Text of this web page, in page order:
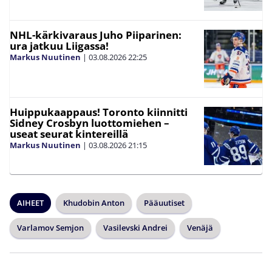
NHL-kärkivaraus Juho Piiparinen:
ura jatkuu Liigassa!
Markus Nuutinen | 03.08.2026 22:25
Huippukaappaus! Toronto kiinnitti
Sidney Crosbyn luottomiehen –
useat seurat kintereillä
Markus Nuutinen | 03.08.2026 21:15
AIHEET Khudobin Anton Pääuutiset
Varlamov Semjon Vasilevski Andrei Venäjä